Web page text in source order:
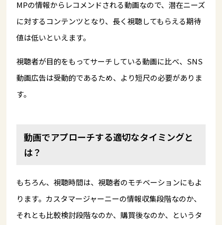
MPの情報からレコメンドされる動画なので、潜在ニーズ
に対するコンテンツとなり、長く視聴してもらえる期待
値は低いといえます。
視聴者が目的をもってサーチしている動画に比べ、SNS
動画広告は受動的であるため、より短尺の必要がありま
す。
動画でアプローチする適切なタイミングと
は？
もちろん、視聴時間は、視聴者のモチベーションにもよ
ります。カスタマージャーニーの情報収集段階なのか、
それとも比較検討段階なのか、購買後なのか、というタ